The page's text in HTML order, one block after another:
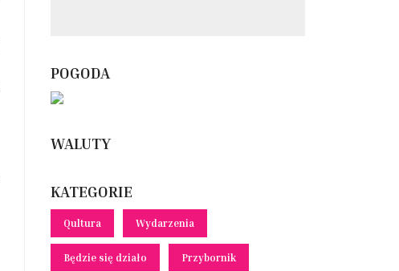
POGODA
WALUTY
KATEGORIE
Qultura Wydarzenia
Będzie się działo Przybornik